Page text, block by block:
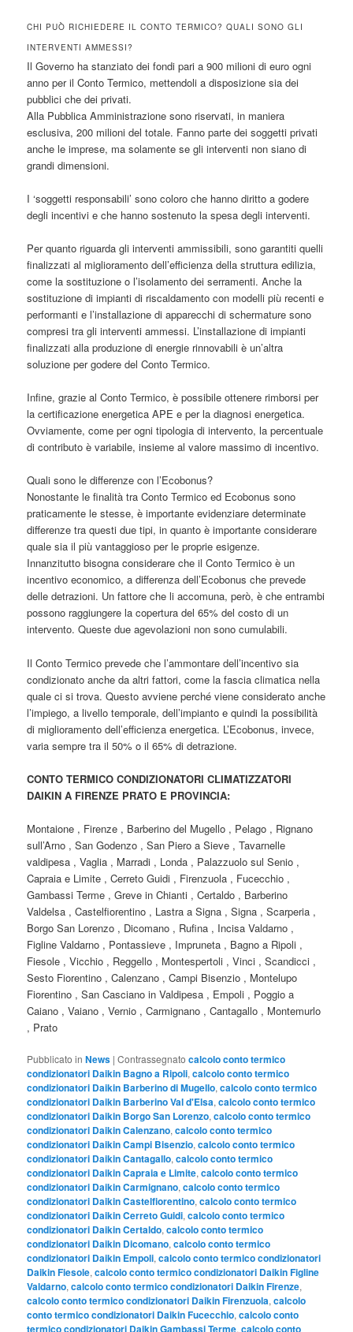
CHI PUÒ RICHIEDERE IL CONTO TERMICO? QUALI SONO GLI
INTERVENTI AMMESSI?
Il Governo ha stanziato dei fondi pari a 900 milioni di euro ogni
anno per il Conto Termico, mettendoli a disposizione sia dei
pubblici che dei privati.
Alla Pubblica Amministrazione sono riservati, in maniera
esclusiva, 200 milioni del totale. Fanno parte dei soggetti privati
anche le imprese, ma solamente se gli interventi non siano di
grandi dimensioni.
I ‘soggetti responsabili’ sono coloro che hanno diritto a godere
degli incentivi e che hanno sostenuto la spesa degli interventi.
Per quanto riguarda gli interventi ammissibili, sono garantiti quelli
finalizzati al miglioramento dell’efficienza della struttura edilizia,
come la sostituzione o l’isolamento dei serramenti. Anche la
sostituzione di impianti di riscaldamento con modelli più recenti e
performanti e l’installazione di apparecchi di schermature sono
compresi tra gli interventi ammessi. L’installazione di impianti
finalizzati alla produzione di energie rinnovabili è un’altra
soluzione per godere del Conto Termico.
Infine, grazie al Conto Termico, è possibile ottenere rimborsi per
la certificazione energetica APE e per la diagnosi energetica.
Ovviamente, come per ogni tipologia di intervento, la percentuale
di contributo è variabile, insieme al valore massimo di incentivo.
Quali sono le differenze con l’Ecobonus?
Nonostante le finalità tra Conto Termico ed Ecobonus sono
praticamente le stesse, è importante evidenziare determinate
differenze tra questi due tipi, in quanto è importante considerare
quale sia il più vantaggioso per le proprie esigenze.
Innanzitutto bisogna considerare che il Conto Termico è un
incentivo economico, a differenza dell’Ecobonus che prevede
delle detrazioni. Un fattore che li accomuna, però, è che entrambi
possono raggiungere la copertura del 65% del costo di un
intervento. Queste due agevolazioni non sono cumulabili.
Il Conto Termico prevede che l’ammontare dell’incentivo sia
condizionato anche da altri fattori, come la fascia climatica nella
quale ci si trova. Questo avviene perché viene considerato anche
l’impiego, a livello temporale, dell’impianto e quindi la possibilità
di miglioramento dell’efficienza energetica. L’Ecobonus, invece,
varia sempre tra il 50% o il 65% di detrazione.
CONTO TERMICO CONDIZIONATORI CLIMATIZZATORI
DAIKIN A FIRENZE PRATO E PROVINCIA:
Montaione , Firenze , Barberino del Mugello , Pelago , Rignano
sull’Arno , San Godenzo , San Piero a Sieve , Tavarnelle
valdipesa , Vaglia , Marradi , Londa , Palazzuolo sul Senio ,
Capraia e Limite , Cerreto Guidi , Firenzuola , Fucecchio ,
Gambassi Terme , Greve in Chianti , Certaldo , Barberino
Valdelsa , Castelfiorentino , Lastra a Signa , Signa , Scarperia ,
Borgo San Lorenzo , Dicomano , Rufina , Incisa Valdarno ,
Figline Valdarno , Pontassieve , Impruneta , Bagno a Ripoli ,
Fiesole , Vicchio , Reggello , Montespertoli , Vinci , Scandicci ,
Sesto Fiorentino , Calenzano , Campi Bisenzio , Montelupo
Fiorentino , San Casciano in Valdipesa , Empoli , Poggio a
Caiano , Vaiano , Vernio , Carmignano , Cantagallo , Montemurlo
, Prato
Pubblicato in News |Contrassegnato calcolo conto termico
condizionatori Daikin Bagno a Ripoli,calcolo conto termico
condizionatori Daikin Barberino di Mugello,calcolo conto termico
condizionatori Daikin Barberino Val d'Elsa,calcolo conto termico
condizionatori Daikin Borgo San Lorenzo,calcolo conto termico
condizionatori Daikin Calenzano,calcolo conto termico
condizionatori Daikin Campi Bisenzio,calcolo conto termico
condizionatori Daikin Cantagallo,calcolo conto termico
condizionatori Daikin Capraia e Limite,calcolo conto termico
condizionatori Daikin Carmignano,calcolo conto termico
condizionatori Daikin Castelfiorentino,calcolo conto termico
condizionatori Daikin Cerreto Guidi,calcolo conto termico
condizionatori Daikin Certaldo,calcolo conto termico
condizionatori Daikin Dicomano,calcolo conto termico
condizionatori Daikin Empoli,calcolo conto termico condizionatori
Daikin Fiesole,calcolo conto termico condizionatori Daikin Figline
Valdarno,calcolo conto termico condizionatori Daikin Firenze,
calcolo conto termico condizionatori Daikin Firenzuola,calcolo
conto termico condizionatori Daikin Fucecchio,calcolo conto
termico condizionatori Daikin Gambassi Terme,calcolo conto